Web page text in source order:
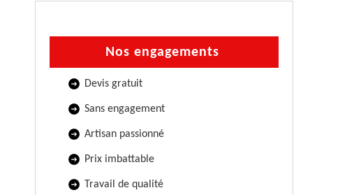
Nos engagements
Devis gratuit
Sans engagement
Artisan passionné
Prix imbattable
Travail de qualité